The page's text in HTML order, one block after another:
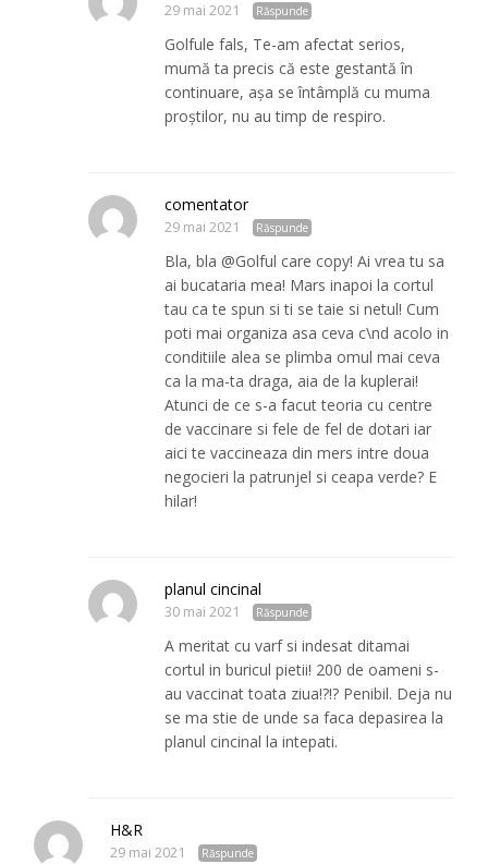
29 mai 2021 Răspunde
Golfule fals, Te-am afectat serios,
mumă ta precis că este gestantă în
continuare, așa se întâmplă cu muma
proștilor, nu au timp de respiro.
comentator
29 mai 2021 Răspunde
Bla, bla @Golful care copy! Ai vrea tu sa
ai bucataria mea! Mars inapoi la cortul
tau ca te spun si ti se taie si netul! Cum
poti mai organiza asa ceva c\nd acolo in
conditiile alea se plimba omul mai ceva
ca la ma-ta draga, aia de la kuplerai!
Atunci de ce s-a facut teoria cu centre
de vaccinare si fele de fel de dotari iar
aici te vaccineaza din mers intre doua
negocieri la patrunjel si ceapa verde? E
hilar!
planul cincinal
30 mai 2021 Răspunde
A meritat cu varf si indesat ditamai
cortul in buricul pietii! 200 de oameni s-
au vaccinat toata ziua!?!? Penibil. Deja nu
se ma stie de unde sa faca depasirea la
planul cincinal la intepati.
H&R
29 mai 2021 Răspunde